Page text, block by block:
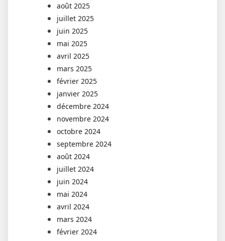
août 2025
juillet 2025
juin 2025
mai 2025
avril 2025
mars 2025
février 2025
janvier 2025
décembre 2024
novembre 2024
octobre 2024
septembre 2024
août 2024
juillet 2024
juin 2024
mai 2024
avril 2024
mars 2024
février 2024